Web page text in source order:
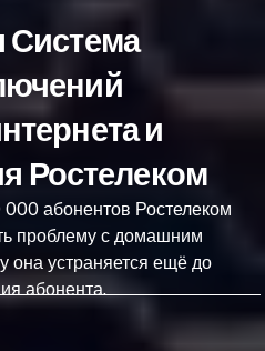
Система
и
Ростелеком
абонентов Ростелеком
проблему с домашним
она устраняется ещё до
абонента.